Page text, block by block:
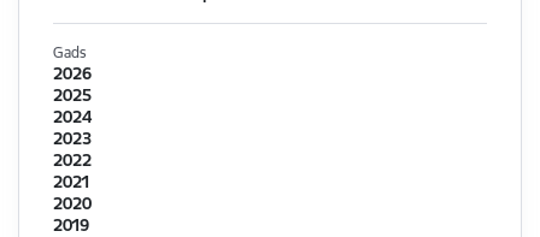
Gads
2026
2025
2024
2023
2022
2021
2020
2019